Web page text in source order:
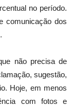
no período.
comunicação dos
não precisa de
sugestão,
Hoje, em menos
com fotos e